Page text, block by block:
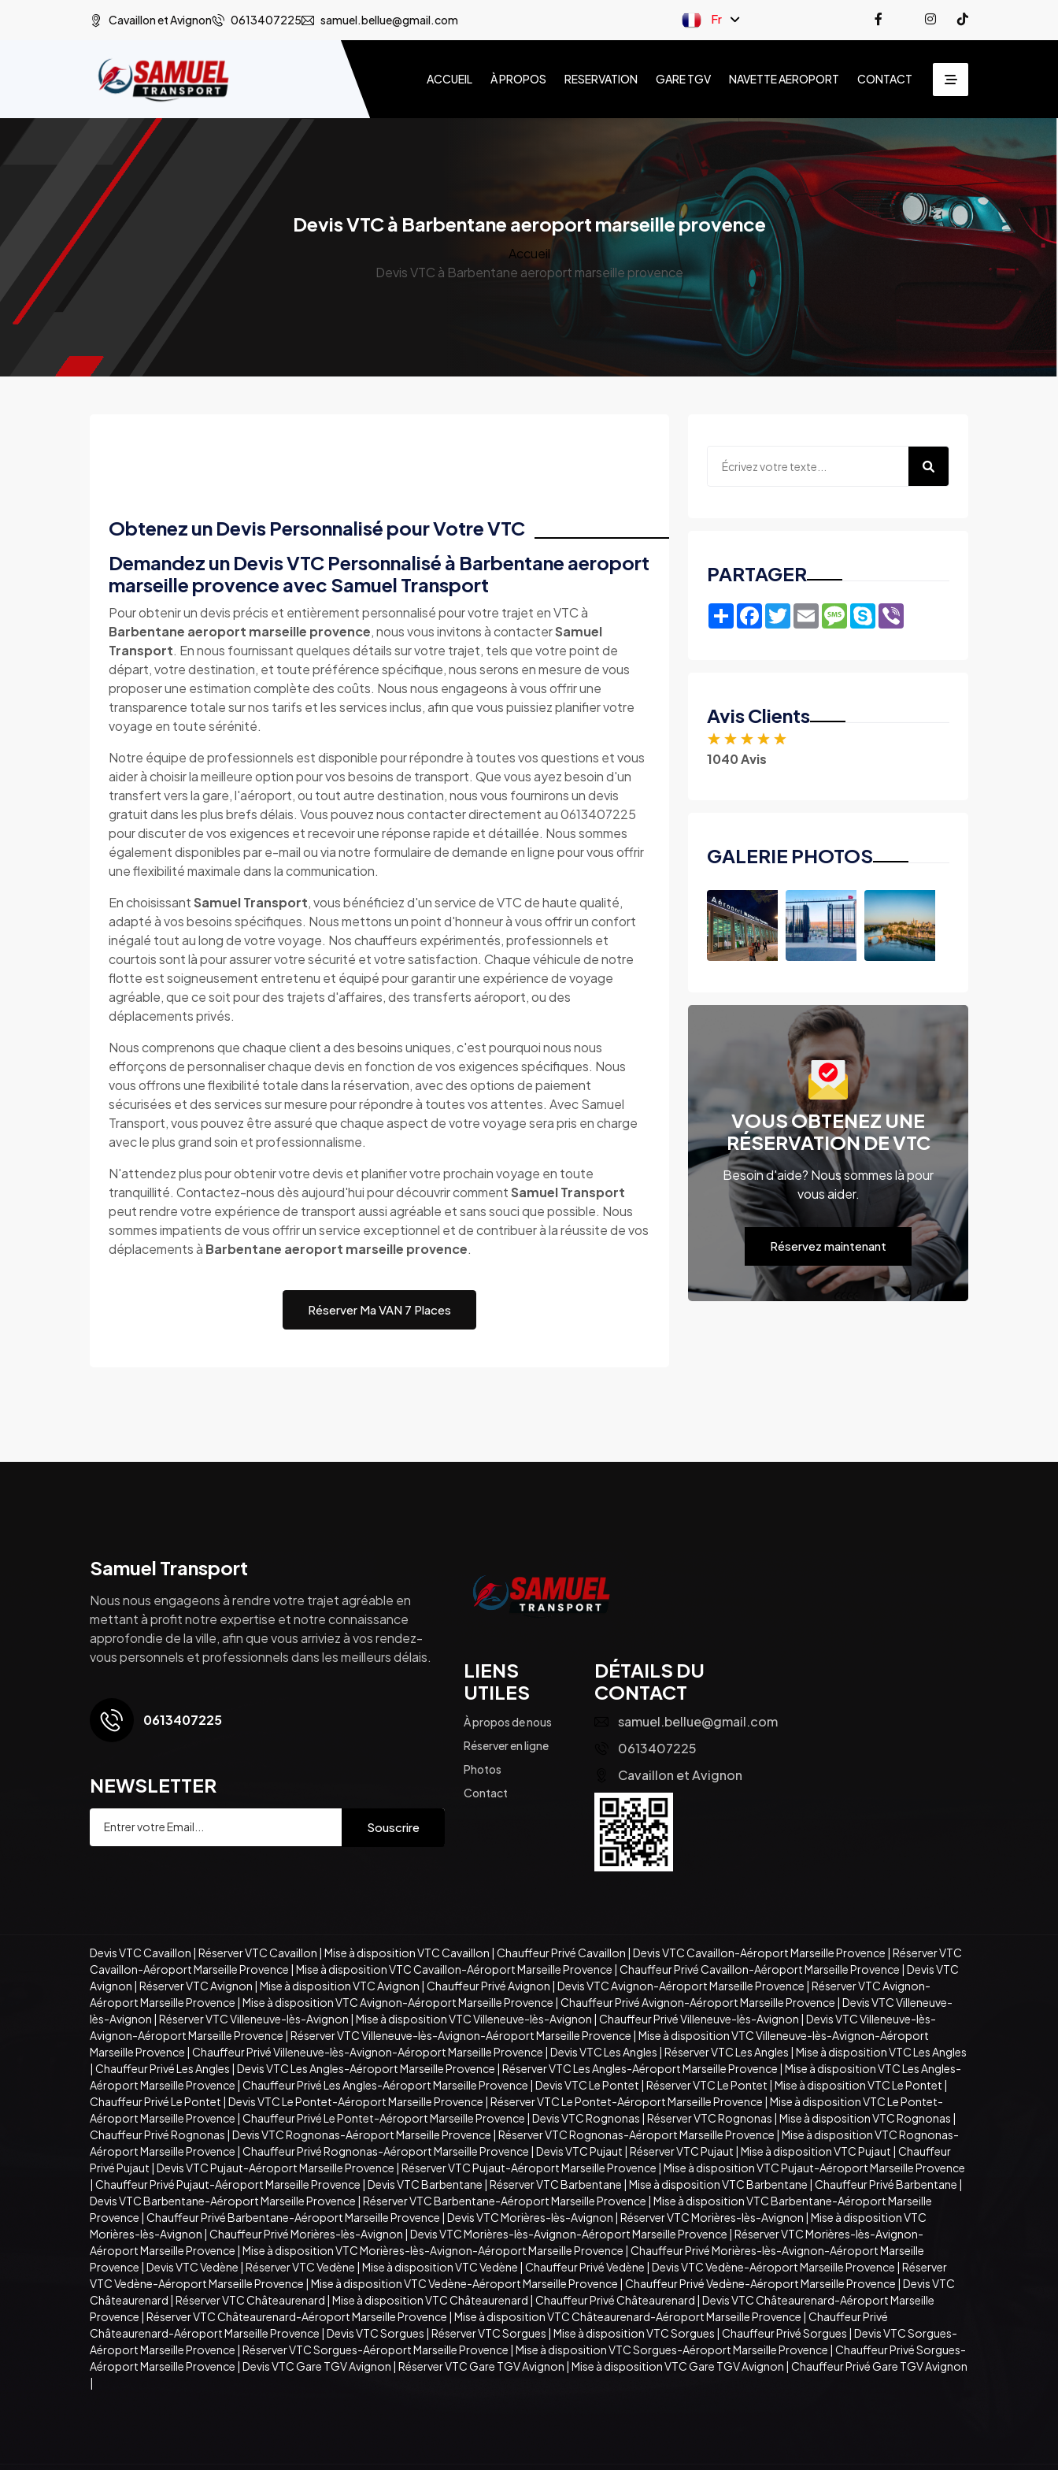
Cavaillon et Avignon 0613407225 samuel.bellue@gmail.com Fr
ACCUEIL À PROPOS RESERVATION GARE TGV NAVETTE AEROPORT CONTACT
Devis VTC à Barbentane aeroport marseille provence
Accueil
Devis VTC à Barbentane aeroport marseille provence
Obtenez un Devis Personnalisé pour Votre VTC
Demandez un Devis VTC Personnalisé à Barbentane aeroport
marseille provence avec Samuel Transport
Pour obtenir un devis précis et entièrement personnalisé pour votre trajet en VTC à
Barbentane aeroport marseille provence, nous vous invitons à contacterSamuel
Transport. En nous fournissant quelques détails sur votre trajet, tels que votre point de
départ, votre destination, et toute préférence spécifique, nous serons en mesure de vous
proposer une estimation complète des coûts. Nous nous engageons à vous offrir une
transparence totale sur nos tarifs et les services inclus, afin que vous puissiez planifier votre
voyage en toute sérénité.
Notre équipe de professionnels est disponible pour répondre à toutes vos questions et vous
aider à choisir la meilleure option pour vos besoins de transport. Que vous ayez besoin d'un
transfert vers la gare, l'aéroport, ou tout autre destination, nous vous fournirons un devis
gratuit dans les plus brefs délais. Vous pouvez nous contacter directement au 0613407225
pour discuter de vos exigences et recevoir une réponse rapide et détaillée. Nous sommes
également disponibles par e-mail ou via notre formulaire de demande en ligne pour vous offrir
une flexibilité maximale dans la communication.
En choisissantSamuel Transport, vous bénéficiez d'un service de VTC de haute qualité,
adapté à vos besoins spécifiques. Nous mettons un point d'honneur à vous offrir un confort
inégalé tout au long de votre voyage. Nos chauffeurs expérimentés, professionnels et
courtois sont là pour assurer votre sécurité et votre satisfaction. Chaque véhicule de notre
flotte est soigneusement entretenu et équipé pour garantir une expérience de voyage
agréable, que ce soit pour des trajets d'affaires, des transferts aéroport, ou des
déplacements privés.
Nous comprenons que chaque client a des besoins uniques, c'est pourquoi nous nous
efforçons de personnaliser chaque devis en fonction de vos exigences spécifiques. Nous
vous offrons une flexibilité totale dans la réservation, avec des options de paiement
sécurisées et des services sur mesure pour répondre à toutes vos attentes. Avec Samuel
Transport, vous pouvez être assuré que chaque aspect de votre voyage sera pris en charge
avec le plus grand soin et professionnalisme.
N'attendez plus pour obtenir votre devis et planifier votre prochain voyage en toute
tranquillité. Contactez-nous dès aujourd'hui pour découvrir commentSamuel Transport
peut rendre votre expérience de transport aussi agréable et sans souci que possible. Nous
sommes impatients de vous offrir un service exceptionnel et de contribuer à la réussite de vos
déplacements à Barbentane aeroport marseille provence.
Réserver Ma VAN 7 Places
PARTAGER
ShareFacebook
TwitterEmailMessage
Skype
Avis Clients
★ ★ ★ ★ ★
1040 Avis
GALERIE PHOTOS
VOUS OBTENEZ UNE
RÉSERVATION DE VTC
Besoin d'aide? Nous sommes là pour
vous aider.
Réservez maintenant
Samuel Transport
Nous nous engageons à rendre votre trajet agréable en
mettant à profit notre expertise et notre connaissance
approfondie de la ville, afin que vous arriviez à vos rendez-
vous personnels et professionnels dans les meilleurs délais.
0613407225
NEWSLETTER
Souscrire
LIENS
UTILES
À propos de nous
Réserver en ligne
Photos
Contact
DÉTAILS DU
CONTACT
samuel.bellue@gmail.com
0613407225
Cavaillon et Avignon
Devis VTC Cavaillon | Réserver VTC Cavaillon | Mise à disposition VTC Cavaillon | Chauffeur Privé Cavaillon | Devis VTC Cavaillon-Aéroport Marseille Provence | Réserver VTC
Cavaillon-Aéroport Marseille Provence | Mise à disposition VTC Cavaillon-Aéroport Marseille Provence | Chauffeur Privé Cavaillon-Aéroport Marseille Provence | Devis VTC
Avignon | Réserver VTC Avignon | Mise à disposition VTC Avignon | Chauffeur Privé Avignon | Devis VTC Avignon-Aéroport Marseille Provence | Réserver VTC Avignon-
Aéroport Marseille Provence | Mise à disposition VTC Avignon-Aéroport Marseille Provence | Chauffeur Privé Avignon-Aéroport Marseille Provence | Devis VTC Villeneuve-
lès-Avignon | Réserver VTC Villeneuve-lès-Avignon | Mise à disposition VTC Villeneuve-lès-Avignon | Chauffeur Privé Villeneuve-lès-Avignon | Devis VTC Villeneuve-lès-
Avignon-Aéroport Marseille Provence | Réserver VTC Villeneuve-lès-Avignon-Aéroport Marseille Provence | Mise à disposition VTC Villeneuve-lès-Avignon-Aéroport
Marseille Provence | Chauffeur Privé Villeneuve-lès-Avignon-Aéroport Marseille Provence | Devis VTC Les Angles | Réserver VTC Les Angles | Mise à disposition VTC Les Angles
| Chauffeur Privé Les Angles | Devis VTC Les Angles-Aéroport Marseille Provence | Réserver VTC Les Angles-Aéroport Marseille Provence | Mise à disposition VTC Les Angles-
Aéroport Marseille Provence | Chauffeur Privé Les Angles-Aéroport Marseille Provence | Devis VTC Le Pontet | Réserver VTC Le Pontet | Mise à disposition VTC Le Pontet |
Chauffeur Privé Le Pontet | Devis VTC Le Pontet-Aéroport Marseille Provence | Réserver VTC Le Pontet-Aéroport Marseille Provence | Mise à disposition VTC Le Pontet-
Aéroport Marseille Provence | Chauffeur Privé Le Pontet-Aéroport Marseille Provence | Devis VTC Rognonas | Réserver VTC Rognonas | Mise à disposition VTC Rognonas |
Chauffeur Privé Rognonas | Devis VTC Rognonas-Aéroport Marseille Provence | Réserver VTC Rognonas-Aéroport Marseille Provence | Mise à disposition VTC Rognonas-
Aéroport Marseille Provence | Chauffeur Privé Rognonas-Aéroport Marseille Provence | Devis VTC Pujaut | Réserver VTC Pujaut | Mise à disposition VTC Pujaut | Chauffeur
Privé Pujaut | Devis VTC Pujaut-Aéroport Marseille Provence | Réserver VTC Pujaut-Aéroport Marseille Provence | Mise à disposition VTC Pujaut-Aéroport Marseille Provence
| Chauffeur Privé Pujaut-Aéroport Marseille Provence | Devis VTC Barbentane | Réserver VTC Barbentane | Mise à disposition VTC Barbentane | Chauffeur Privé Barbentane |
Devis VTC Barbentane-Aéroport Marseille Provence | Réserver VTC Barbentane-Aéroport Marseille Provence | Mise à disposition VTC Barbentane-Aéroport Marseille
Provence | Chauffeur Privé Barbentane-Aéroport Marseille Provence | Devis VTC Morières-lès-Avignon | Réserver VTC Morières-lès-Avignon | Mise à disposition VTC
Morières-lès-Avignon | Chauffeur Privé Morières-lès-Avignon | Devis VTC Morières-lès-Avignon-Aéroport Marseille Provence | Réserver VTC Morières-lès-Avignon-
Aéroport Marseille Provence | Mise à disposition VTC Morières-lès-Avignon-Aéroport Marseille Provence | Chauffeur Privé Morières-lès-Avignon-Aéroport Marseille
Provence | Devis VTC Vedène | Réserver VTC Vedène | Mise à disposition VTC Vedène | Chauffeur Privé Vedène | Devis VTC Vedène-Aéroport Marseille Provence | Réserver
VTC Vedène-Aéroport Marseille Provence | Mise à disposition VTC Vedène-Aéroport Marseille Provence | Chauffeur Privé Vedène-Aéroport Marseille Provence | Devis VTC
Châteaurenard | Réserver VTC Châteaurenard | Mise à disposition VTC Châteaurenard | Chauffeur Privé Châteaurenard | Devis VTC Châteaurenard-Aéroport Marseille
Provence | Réserver VTC Châteaurenard-Aéroport Marseille Provence | Mise à disposition VTC Châteaurenard-Aéroport Marseille Provence | Chauffeur Privé
Châteaurenard-Aéroport Marseille Provence | Devis VTC Sorgues | Réserver VTC Sorgues | Mise à disposition VTC Sorgues | Chauffeur Privé Sorgues | Devis VTC Sorgues-
Aéroport Marseille Provence | Réserver VTC Sorgues-Aéroport Marseille Provence | Mise à disposition VTC Sorgues-Aéroport Marseille Provence | Chauffeur Privé Sorgues-
Aéroport Marseille Provence | Devis VTC Gare TGV Avignon | Réserver VTC Gare TGV Avignon | Mise à disposition VTC Gare TGV Avignon | Chauffeur Privé Gare TGV Avignon
|